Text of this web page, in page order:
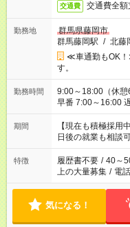
交通費 交通費全額
勤務地
群馬県藤岡市
群馬藤岡駅 / 北藤
≪車通勤もOK！
す。
勤務時間
9:00～18:00（休憩60分） ■ご希望があれば下
早番 7:00～16:00 遅番 10:00～
い」 「余裕を持っ
たくない」 など、ご希
の方へ 今ご覧のお
の勤務時間。 合計
期間
【現在も積極採
日後の就業も相談
特徴 履歴書不要 / 40～
上の大量募集 / 電
気になる！